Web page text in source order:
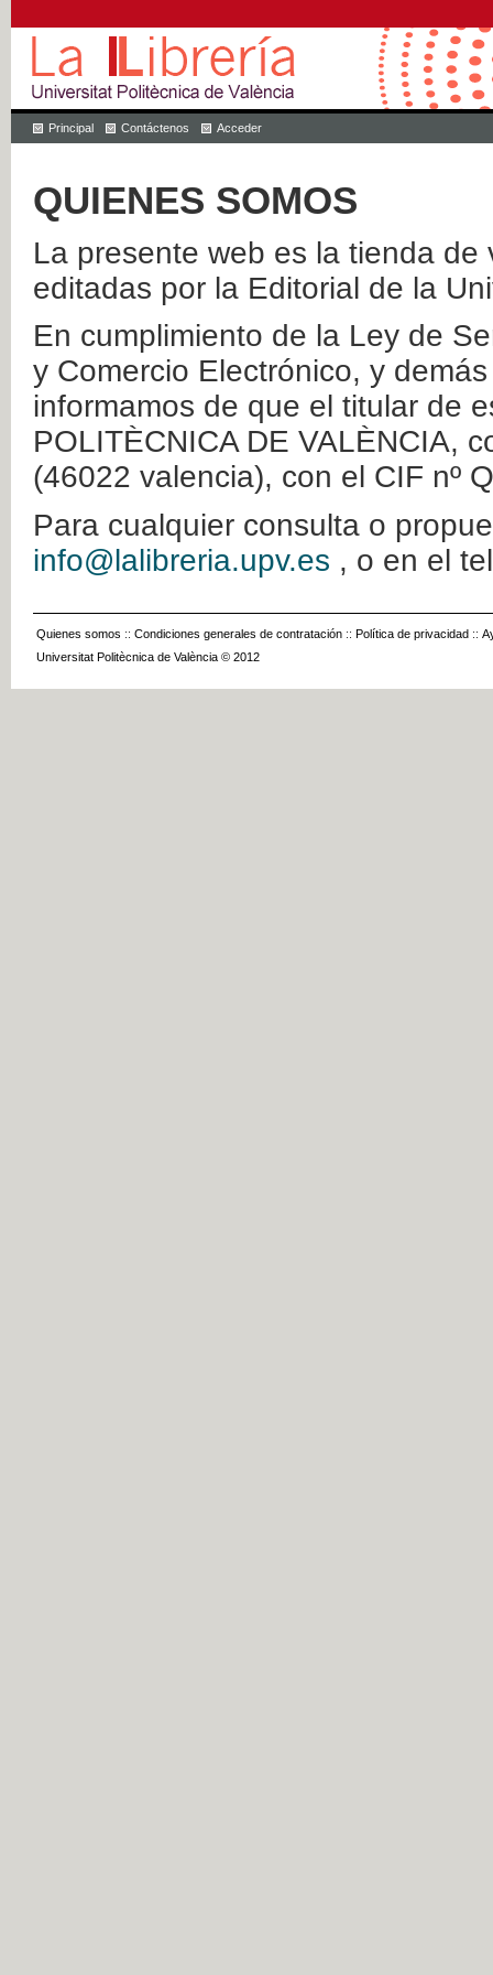
Principal Contáctenos Acceder
QUIENES SOMOS
La presente web es la tienda
editadas por la Editorial de la
En cumplimiento de la Ley de
y Comercio Electrónico, y
informamos de que el titular de
POLITÈCNICA DE VALÈNCIA,
(46022 valencia), con el CIF nº
Para cualquier consulta o
info@lalibreria.upv.es , o en el
Quienes somos :: Condiciones generales de contratación :: Política de privacidad ::
Universitat Politècnica de València © 2012